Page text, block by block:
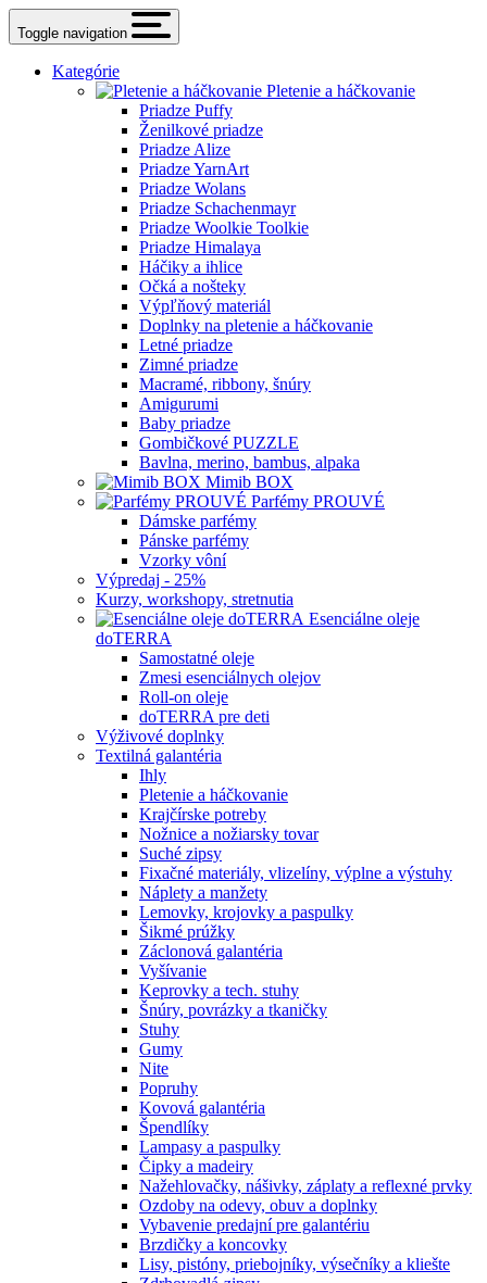
Toggle navigation
Kategórie
Pletenie a háčkovanie
Priadze Puffy
Ženilkové priadze
Priadze Alize
Priadze YarnArt
Priadze Wolans
Priadze Schachenmayr
Priadze Woolkie Toolkie
Priadze Himalaya
Háčiky a ihlice
Očká a nošteky
Výpľňový materiál
Doplnky na pletenie a háčkovanie
Letné priadze
Zimné priadze
Macramé, ribbony, šnúry
Amigurumi
Baby priadze
Gombičkové PUZZLE
Bavlna, merino, bambus, alpaka
Mimib BOX
Parfémy PROUVÉ
Dámske parfémy
Pánske parfémy
Vzorky vôní
Výpredaj - 25%
Kurzy, workshopy, stretnutia
Esenciálne oleje
doTERRA
Samostatné oleje
Zmesi esenciálnych olejov
Roll-on oleje
doTERRA pre deti
Výživové doplnky
Textilná galantéria
Ihly
Pletenie a háčkovanie
Krajčírske potreby
Nožnice a nožiarsky tovar
Suché zipsy
Fixačné materiály, vlizelíny, výplne a výstuhy
Náplety a manžety
Lemovky, krojovky a paspulky
Šikmé prúžky
Záclonová galantéria
Vyšívanie
Keprovky a tech. stuhy
Šnúry, povrázky a tkaničky
Stuhy
Gumy
Nite
Popruhy
Kovová galantéria
Špendlíky
Lampasy a paspulky
Čipky a madeiry
Nažehlovačky, nášivky, záplaty a reflexné prvky
Ozdoby na odevy, obuv a doplnky
Vybavenie predajní pre galantériu
Brzdičky a koncovky
Lisy, pistóny, priebojníky, výsečníky a kliešte